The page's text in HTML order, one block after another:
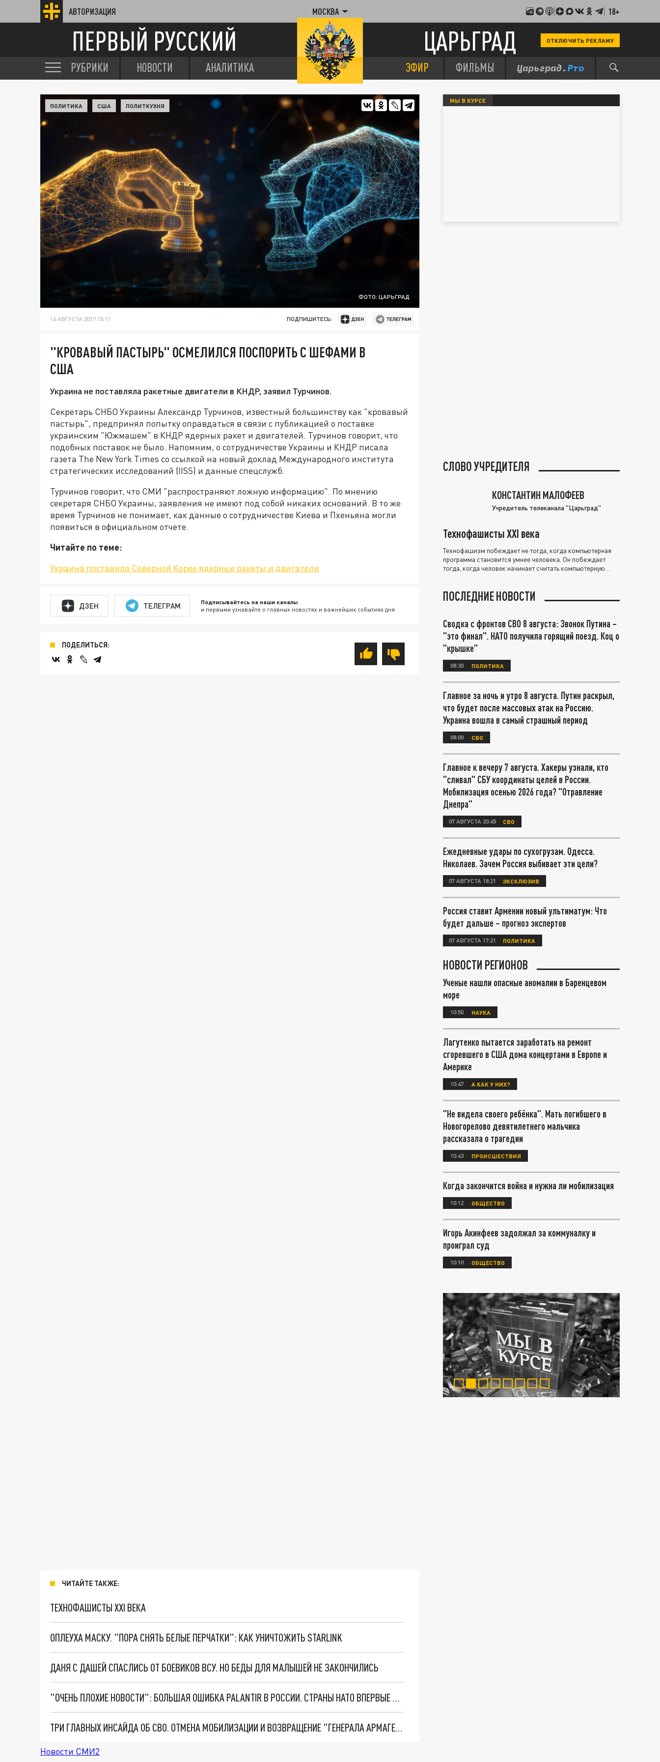
АВТОРИЗАЦИЯ МОСКВА 18+
ПЕРВЫЙ РУССКИЙ ЦАРЬГРАД ОТКЛЮЧИТЬ РЕКЛАМУ
РУБРИКИ НОВОСТИ АНАЛИТИКА ЭФИР ФИЛЬМЫ
ФОТО: ЦАРЬГРАД
ПОЛИТИКА США ПОЛИТКУХНЯ
14 АВГУСТА 2017 15:11 ПОДПИШИТЕСЬ:
"КРОВАВЫЙ ПАСТЫРЬ" ОСМЕЛИЛСЯ ПОСПОРИТЬ С ШЕФАМИ В
США
Украина не поставляла ракетные двигатели в КНДР, заявил Турчинов.
Секретарь СНБО Украины Александр Турчинов, известный большинству как "кровавый
пастырь", предпринял попытку оправдаться в связи с публикацией о поставке
украинским "Южмашем" в КНДР ядерных ракет и двигателей. Турчинов говорит, что
подобных поставок не было. Напомним, о сотрудничестве Украины и КНДР писала
газета The New York Times со ссылкой на новый доклад Международного института
стратегических исследований (IISS) и данные спецслужб.
Турчинов говорит, что СМИ "распространяют ложную информацию". По мнению
секретаря СНБО Украины, заявления не имеют под собой никаких оснований. В то же
время Турчинов не понимает, как данные о сотрудничестве Киева и Пхеньяна могли
появиться в официальном отчете.
Читайте по теме:
Украина поставила Северной Корее ядерные ракеты и двигатели
ДЗЕН ТЕЛЕГРАМ Подписывайтесь на наши каналы
и первыми узнавайте о главных новостях и важнейших событиях дня.
ПОДЕЛИТЬСЯ:
ЧИТАЙТЕ ТАКЖЕ:
ТЕХНОФАШИСТЫ XXI ВЕКА
ОПЛЕУХА МАСКУ. "ПОРА СНЯТЬ БЕЛЫЕ ПЕРЧАТКИ": КАК УНИЧТОЖИТЬ STARLINK
ДАНЯ С ДАШЕЙ СПАСЛИСЬ ОТ БОЕВИКОВ ВСУ. НО БЕДЫ ДЛЯ МАЛЫШЕЙ НЕ ЗАКОНЧИЛИСЬ
"ОЧЕНЬ ПЛОХИЕ НОВОСТИ": БОЛЬШАЯ ОШИБКА PALANTIR В РОССИИ. СТРАНЫ НАТО ВПЕРВЫЕ ЗА СВО ОСТАНОВИЛИ ПОСТАВКИ ОРУЖИЯ. ВСУ ТЕРЯЮТ ПРИГРАНИЧЬЕ?
ТРИ ГЛАВНЫХ ИНСАЙДА ОБ СВО. ОТМЕНА МОБИЛИЗАЦИИ И ВОЗВРАЩЕНИЕ "ГЕНЕРАЛА АРМАГЕДДОНА"? ОТЛИЧНЫЕ НОВОСТИ, КОТОРЫЕ ЖДАЛИ ВСЕ
Новости СМИ2
МЫ В КУРСЕ
СЛОВО УЧРЕДИТЕЛЯ
КОНСТАНТИН МАЛОФЕЕВ
Учредитель телеканала "Царьград"
Технофашисты XXI века
Технофашизм побеждает не тогда, когда компьютерная
программа становится умнее человека. Он побеждает
тогда, когда человек начинает считать компьютерную
ПОСЛЕДНИЕ НОВОСТИ
Сводка с фронтов СВО 8 августа: Звонок Путина –
"это финал". НАТО получила горящий поезд. Коц о
"крышке"
08:30 ПОЛИТИКА
Главное за ночь и утро 8 августа. Путин раскрыл,
что будет после массовых атак на Россию.
Украина вошла в самый страшный период
08:00 СВО
Главное к вечеру 7 августа. Хакеры узнали, кто
"сливал" СБУ координаты целей в России.
Мобилизация осенью 2026 года? "Отравление
Днепра"
07 АВГУСТА 20:45 СВО
Ежедневные удары по сухогрузам. Одесса.
Николаев. Зачем Россия выбивает эти цели?
07 АВГУСТА 18:21 ЭКСКЛЮЗИВ
Россия ставит Армении новый ультиматум: Что
будет дальше – прогноз экспертов
07 АВГУСТА 17:21 ПОЛИТИКА
НОВОСТИ РЕГИОНОВ
Ученые нашли опасные аномалии в Баренцевом
море
10:50 НАУКА
Лагутенко пытается заработать на ремонт
сгоревшего в США дома концертами в Европе и
Америке
10:47 А КАК У НИХ?
"Не видела своего ребёнка". Мать погибшего в
Новогорелово девятилетнего мальчика
рассказала о трагедии
10:43 ПРОИСШЕСТВИЯ
Когда закончится война и нужна ли мобилизация
10:12 ОБЩЕСТВО
Игорь Акинфеев задолжал за коммуналку и
проиграл суд
10:10 ОБЩЕСТВО